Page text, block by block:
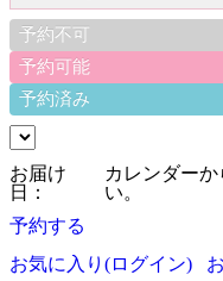
予約不可
予約可能
予約済み
お届け
日：
カレンダー
い。
予約する
お気に入り(ログイン)